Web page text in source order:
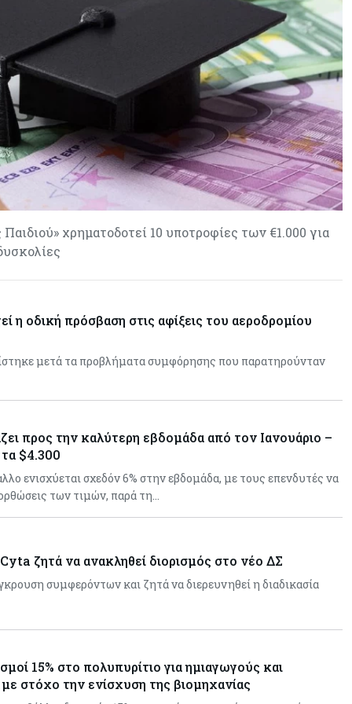
«τιμολογούν» τον πόλεμο
χρηματοδοτεί 10 υποτροφίες των €1.000 για
η οδική πρόσβαση στις αφίξεις του αεροδρομίου
μετά τα προβλήματα συμφόρησης που παρατηρούνταν
προς την καλύτερη εβδομάδα από τον Ιανουάριο –
$4.300
ενισχύεται σχεδόν 6% στην εβδομάδα, με τους επενδυτές να
των τιμών, παρά τη…
ζητά να ανακληθεί διορισμός στο νέο ΔΣ
συμφερόντων και ζητά να διερευνηθεί η διαδικασία
15% στο πολυπυρίτιο για ημιαγωγούς και
στόχο την ενίσχυση της βιομηχανίας